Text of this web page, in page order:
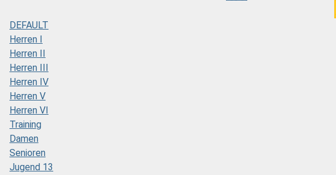
DEFAULT
Herren I
Herren II
Herren III
Herren IV
Herren V
Herren VI
Training
Damen
Senioren
Jugend 13